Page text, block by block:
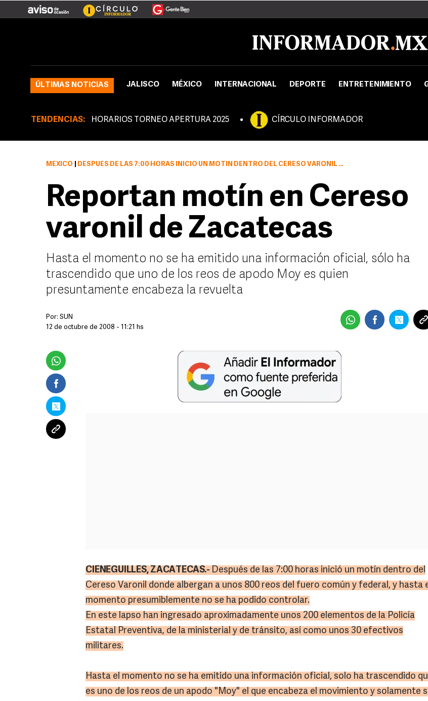
ÚLTIMAS NOTICIAS JALISCO MÉXICO INTERNACIONAL DEPORTE ENTRETENIMIENTO
TENDENCIAS: HORARIOS TORNEO APERTURA 2025 CÍRCULO INFORMADOR
MÉXICO DESPUÉS DE LAS 7:00 HORAS INICIÓ UN MOTÍN DENTRO DEL CERESO VARONIL DONDE ALBERGAN A UNOS 800 REOS
Reportan motín en Cereso
varonil de Zacatecas
Hasta el momento no se ha emitido una información oficial, sólo ha
trascendido que uno de los reos de apodo Moy es quien
presuntamente encabeza la revuelta
Por: SUN
12 de octubre de 2008 - 11:21 hs
CIENEGUILLES, ZACATECAS.- Después de las 7:00 horas inició un motín dentro del
Cereso Varonil donde albergan a unos 800 reos del fuero común y federal, y hasta
momento presumiblemente no se ha podido controlar.
En este lapso han ingresado aproximadamente unos 200 elementos de la Policía
Estatal Preventiva, de la ministerial y de tránsito, así como unos 30 efectivos
militares.
Hasta el momento no se ha emitido una información oficial, solo ha trascendido
es uno de los reos de un apodo "Moy" el que encabeza el movimiento y solamente